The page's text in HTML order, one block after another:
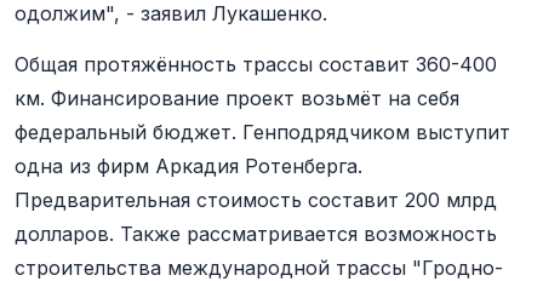
одолжим", - заявил Лукашенко.
Общая протяжённость трассы составит 360-400
км. Финансирование проект возьмёт на себя
федеральный бюджет. Генподрядчиком выступит
одна из фирм Аркадия Ротенберга.
Предварительная стоимость составит 200 млрд
долларов. Также рассматривается возможность
строительства международной трассы "Гродно-